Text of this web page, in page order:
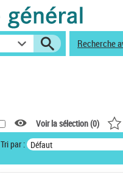
Recherche
Voir la sélection (0)
Tri par : Défaut